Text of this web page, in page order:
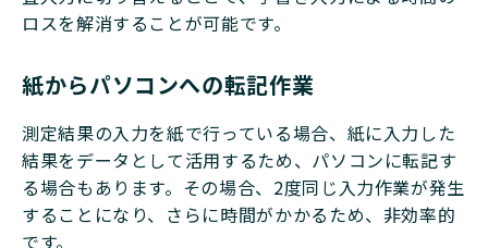
ロスを解消することが可能です。
紙からパソコンへの転記作業
測定結果の入力を紙で行っている場合、紙に入力した
結果をデータとして活用するため、パソコンに転記す
る場合もあります。その場合、2度同じ入力作業が発生
することになり、さらに時間がかかるため、非効率的
です。